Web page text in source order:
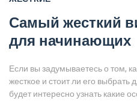
Самый жесткий
для начинающих
Если вы задумываетесь о том,
жесткое и стоит ли его выбрать
будет интересно узнать какие